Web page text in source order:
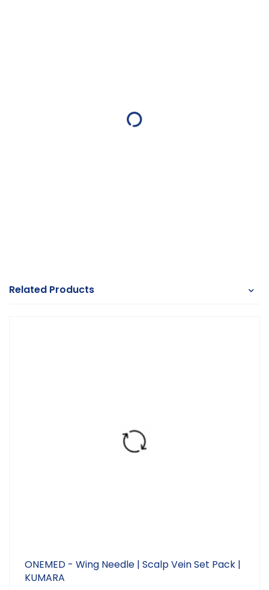
Related Products
ONEMED - Wing Needle | Scalp Vein Set Pack |
KUMARA